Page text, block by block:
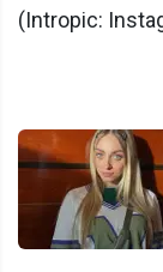
(Intropic: